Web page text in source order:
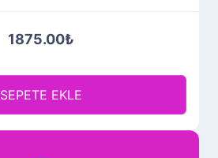
1875.00₺
SEPETE EKLE